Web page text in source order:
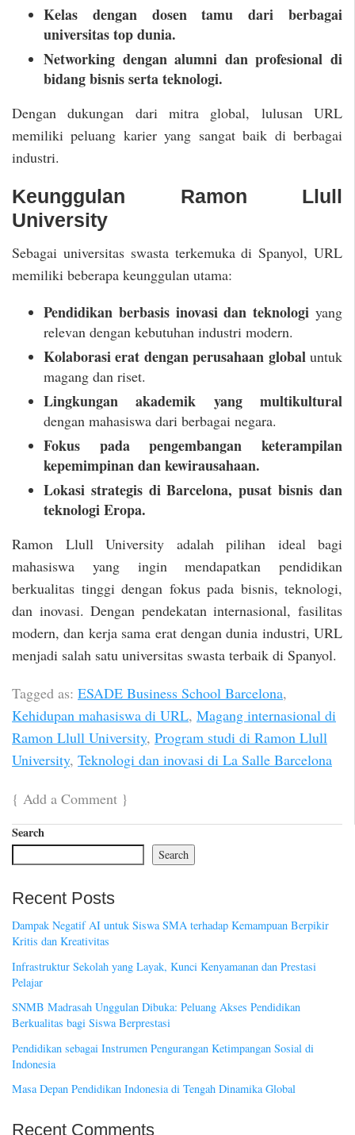
Kelas dengan dosen tamu dari berbagai
universitas top dunia.
Networking dengan alumni dan profesional di
bidang bisnis serta teknologi.
Dengan dukungan dari mitra global, lulusan URL
memiliki peluang karier yang sangat baik di berbagai
industri.
Keunggulan Ramon Llull
University
Sebagai universitas swasta terkemuka di Spanyol, URL
memiliki beberapa keunggulan utama:
Pendidikan berbasis inovasi dan teknologi yang
relevan dengan kebutuhan industri modern.
Kolaborasi erat dengan perusahaan global untuk
magang dan riset.
Lingkungan akademik yang multikultural
dengan mahasiswa dari berbagai negara.
Fokus pada pengembangan keterampilan
kepemimpinan dan kewirausahaan.
Lokasi strategis di Barcelona, pusat bisnis dan
teknologi Eropa.
Ramon Llull University adalah pilihan ideal bagi
mahasiswa yang ingin mendapatkan pendidikan
berkualitas tinggi dengan fokus pada bisnis, teknologi,
dan inovasi. Dengan pendekatan internasional, fasilitas
modern, dan kerja sama erat dengan dunia industri, URL
menjadi salah satu universitas swasta terbaik di Spanyol.
Tagged as: ESADE Business School Barcelona,
Kehidupan mahasiswa di URL, Magang internasional di
Ramon Llull University, Program studi di Ramon Llull
University, Teknologi dan inovasi di La Salle Barcelona
{ Add a Comment }
Search
Search
Recent Posts
Dampak Negatif AI untuk Siswa SMA terhadap Kemampuan Berpikir
Kritis dan Kreativitas
Infrastruktur Sekolah yang Layak, Kunci Kenyamanan dan Prestasi
Pelajar
SNMB Madrasah Unggulan Dibuka: Peluang Akses Pendidikan
Berkualitas bagi Siswa Berprestasi
Pendidikan sebagai Instrumen Pengurangan Ketimpangan Sosial di
Indonesia
Masa Depan Pendidikan Indonesia di Tengah Dinamika Global
Recent Comments